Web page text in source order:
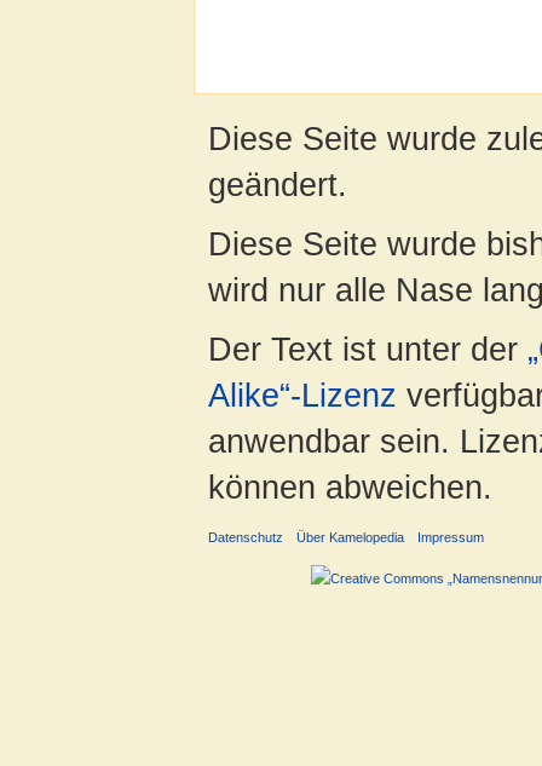
Diese Seite wurde
geändert.
Diese Seite wurde
wird nur alle Nase
Der Text ist unter der
Alike“-Lizenz
anwendbar sein.
können abweichen.
Datenschutz Über Kamelopedia Impressum